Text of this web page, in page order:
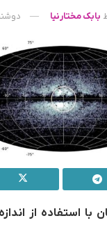
بابک مختارنیا دوشنبه 5 دی
با استفاده از